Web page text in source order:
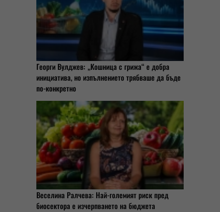
Георги Вулджев: „Кошница с грижа“ е добра
инициатива, но изпълнението трябваше да бъде
по-конкретно
Веселина Ралчева: Най-големият риск пред
биосектора е изчерпването на бюджета